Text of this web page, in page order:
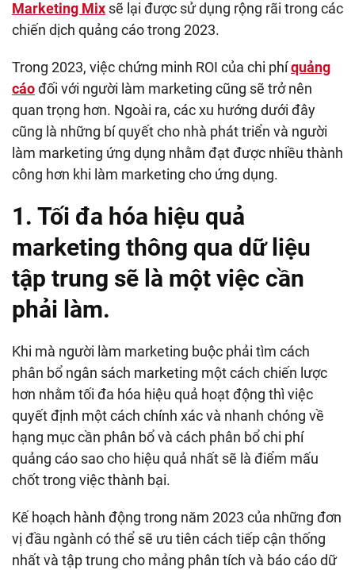
Marketing Mix sẽ lại được sử dụng rộng rãi trong các
chiến dịch quảng cáo trong 2023.
Trong 2023, việc chứng minh ROI của chi phíquảng
cáođối với người làm marketing cũng sẽ trở nên
quan trọng hơn. Ngoài ra, các xu hướng dưới đây
cũng là những bí quyết cho nhà phát triển và người
làm marketing ứng dụng nhằm đạt được nhiều thành
công hơn khi làm marketing cho ứng dụng.
1. Tối đa hóa hiệu quả
marketing thông qua dữ liệu
tập trung sẽ là một việc cần
phải làm.
Khi mà người làm marketing buộc phải tìm cách
phân bổ ngân sách marketing một cách chiến lược
hơn nhằm tối đa hóa hiệu quả hoạt động thì việc
quyết định một cách chính xác và nhanh chóng về
hạng mục cần phân bổ và cách phân bổ chi phí
quảng cáo sao cho hiệu quả nhất sẽ là điểm mấu
chốt trong việc thành bại.
Kế hoạch hành động trong năm 2023 của những đơn
vị đầu ngành có thể sẽ ưu tiên cách tiếp cận thống
nhất và tập trung cho mảng phân tích và báo cáo dữ